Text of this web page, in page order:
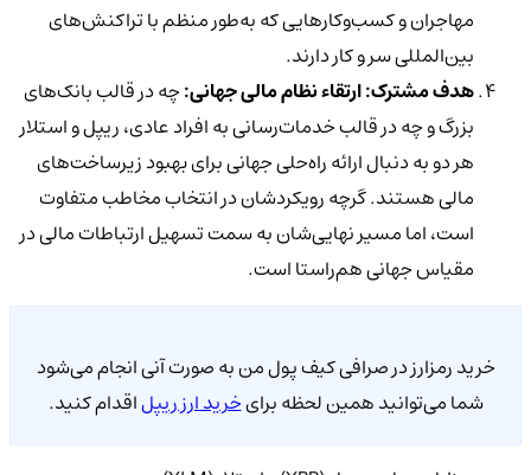
مهاجران و کسب‌وکارهایی که به‌طور منظم با تراکنش‌های
بین‌المللی سر و کار دارند.
هدف مشترک: ارتقاء نظام مالی جهانی:چه در قالب بانک‌های
بزرگ و چه در قالب خدمات‌رسانی به افراد عادی، ریپل و استلار
هر دو به دنبال ارائه راه‌حلی جهانی برای بهبود زیرساخت‌های
مالی هستند. گرچه رویکردشان در انتخاب مخاطب متفاوت
است، اما مسیر نهایی‌شان به سمت تسهیل ارتباطات مالی در
مقیاس جهانی هم‌راستا است.
خرید رمزارز در صرافی کیف پول من به صورت آنی انجام می‌شود
شما می‌توانید همین لحظه برایخرید ارز ریپلاقدام کنید.